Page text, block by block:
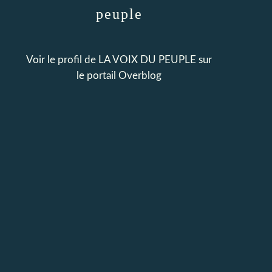
peuple
Voir le profil de LA VOIX DU PEUPLE sur
le portail Overblog